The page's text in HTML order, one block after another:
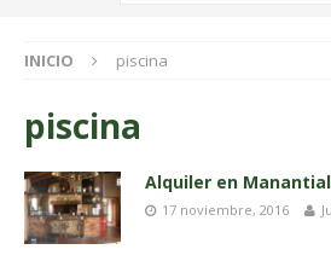
INICIO piscina
piscina
Alquiler en
17 noviembre, 2016